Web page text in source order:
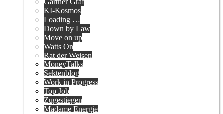
Gärtner Graf
KI-Kosmos
Loading …
Down by Law
Move on up
Watts On
Rat der Weisen
MoneyTalks
Sektenblog
Work in Progress
Top Job
Zugestiegen
Madame Energie